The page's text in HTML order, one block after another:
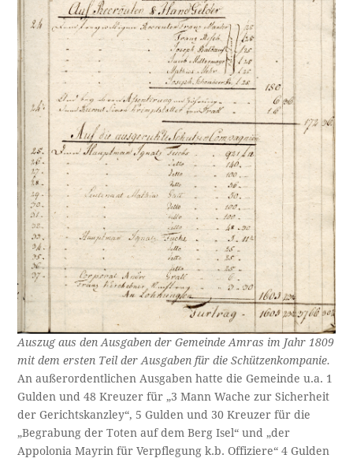
Auszug aus den Ausgaben der Gemeinde Amras im Jahr 1809
mit dem ersten Teil der Ausgaben für die Schützenkompanie.
An außerordentlichen Ausgaben hatte die Gemeinde u.a. 1
Gulden und 48 Kreuzer für „3 Mann Wache zur Sicherheit
der Gerichtskanzley“, 5 Gulden und 30 Kreuzer für die
„Begrabung der Toten auf dem Berg Isel“ und „der
Appolonia Mayrin für Verpflegung k.b. Offiziere“ 4 Gulden